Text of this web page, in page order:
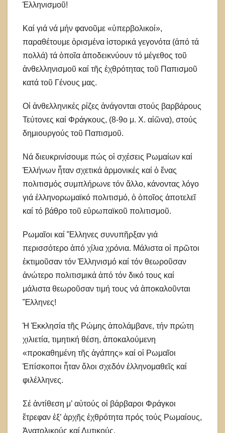
Ἑλληνισμοῦ!
Καί γιά νά μήν φανοῦμε «ὑπερβολικοί»,
παραθέτουμε ὁρισμένα ἱστορικά γεγονότα (ἀπό τά
πολλά) τά ὁποῖα ἀποδεικνύουν τό μέγεθος τοῦ
ἀνθελληνισμοῦ καί τῆς ἐχθρότητας τοῦ Παπισμοῦ
κατά τοῦ Γένους μας.
Οἱ ἀνθελληνικές ρίζες ἀνάγονται στούς βαρβάρους
Τεύτονες καί Φράγκους, (8-9ο μ. Χ. αἰῶνα), στούς
δημιουργούς τοῦ Παπισμοῦ.
Νά διευκρινίσουμε πώς οἱ σχέσεις Ρωμαίων καί
Ἑλλήνων ἦταν σχετικά ἁρμονικές καί ὁ ἕνας
πολιτισμός συμπλήρωνε τόν ἄλλο, κάνοντας λόγο
γιά ἑλληνορωμαϊκό πολιτισμό, ὁ ὁποῖος ἀποτελεῖ
καί τό βάθρο τοῦ εὐρωπαϊκοῦ πολιτισμοῦ.
Ρωμαῖοι καί Ἕλληνες συνυπῆρξαν γιά
περισσότερο ἀπό χίλια χρόνια. Μάλιστα οἱ πρῶτοι
ἐκτιμοῦσαν τόν Ἑλληνισμό καί τόν θεωροῦσαν
ἀνώτερο πολιτισμικά ἀπό τόν δικό τους καί
μάλιστα θεωροῦσαν τιμή τους νά ἀποκαλοῦνται
Ἕλληνες!
Ἡ Ἐκκλησία τῆς Ρώμης ἀπολάμβανε, τήν πρώτη
χιλιετία, τιμητική θέση, ἀποκαλούμενη
«προκαθημένη τῆς ἀγάπης» καί οἱ Ρωμαῖοι
Ἐπίσκοποι ἦταν ὅλοι σχεδόν ἑλληνομαθεῖς καί
φιλέλληνες.
Σέ ἀντίθεση μ’ αὐτούς οἱ βάρβαροι Φράγκοι
ἔτρεφαν ἐξ’ ἀρχῆς ἐχθρότητα πρός τούς Ρωμαίους,
Ἀνατολικούς καί Δυτικούς.